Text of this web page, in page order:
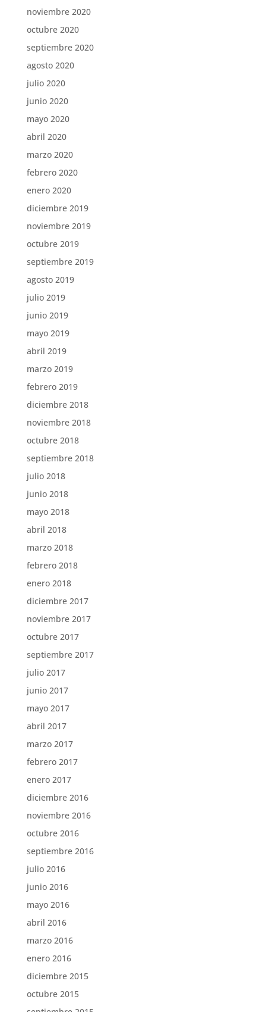
noviembre 2020
octubre 2020
septiembre 2020
agosto 2020
julio 2020
junio 2020
mayo 2020
abril 2020
marzo 2020
febrero 2020
enero 2020
diciembre 2019
noviembre 2019
octubre 2019
septiembre 2019
agosto 2019
julio 2019
junio 2019
mayo 2019
abril 2019
marzo 2019
febrero 2019
diciembre 2018
noviembre 2018
octubre 2018
septiembre 2018
julio 2018
junio 2018
mayo 2018
abril 2018
marzo 2018
febrero 2018
enero 2018
diciembre 2017
noviembre 2017
octubre 2017
septiembre 2017
julio 2017
junio 2017
mayo 2017
abril 2017
marzo 2017
febrero 2017
enero 2017
diciembre 2016
noviembre 2016
octubre 2016
septiembre 2016
julio 2016
junio 2016
mayo 2016
abril 2016
marzo 2016
enero 2016
diciembre 2015
octubre 2015